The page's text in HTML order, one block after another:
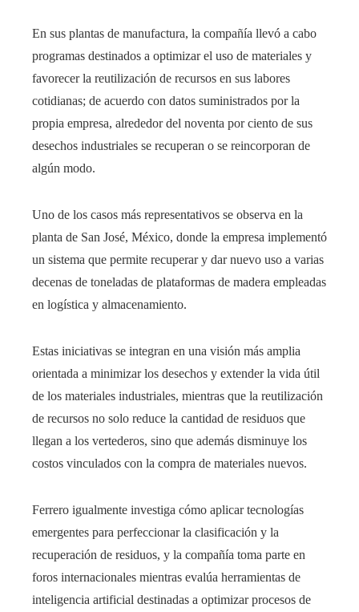
En sus plantas de manufactura, la compañía llevó a cabo
programas destinados a optimizar el uso de materiales y
favorecer la reutilización de recursos en sus labores
cotidianas; de acuerdo con datos suministrados por la
propia empresa, alrededor del noventa por ciento de sus
desechos industriales se recuperan o se reincorporan de
algún modo.
Uno de los casos más representativos se observa en la
planta de San José, México, donde la empresa implementó
un sistema que permite recuperar y dar nuevo uso a varias
decenas de toneladas de plataformas de madera empleadas
en logística y almacenamiento.
Estas iniciativas se integran en una visión más amplia
orientada a minimizar los desechos y extender la vida útil
de los materiales industriales, mientras que la reutilización
de recursos no solo reduce la cantidad de residuos que
llegan a los vertederos, sino que además disminuye los
costos vinculados con la compra de materiales nuevos.
Ferrero igualmente investiga cómo aplicar tecnologías
emergentes para perfeccionar la clasificación y la
recuperación de residuos, y la compañía toma parte en
foros internacionales mientras evalúa herramientas de
inteligencia artificial destinadas a optimizar procesos de